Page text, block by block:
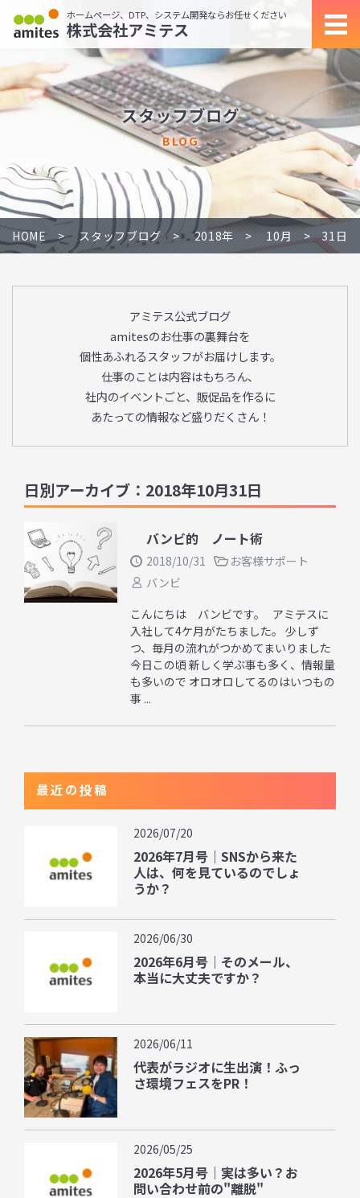
ホームページ、DTP、システム開発ならお任せください
株式会社アミテス
スタッフブログ
BLOG
HOME スタッフブログ 2018年 10月 31日
アミテス公式ブログ
amitesのお仕事の裏舞台を
個性あふれるスタッフがお届けします。
仕事のことは内容はもちろん、
社内のイベントごと、販促品を作るに
あたっての情報など盛りだくさん！
日別アーカイブ：2018年10月31日
バンビ的 ノート術
2018/10/31
お客様サポート
バンビ
こんにちは バンビです。 アミテスに
入社して4ケ月がたちました。 少しず
つ、毎月の流れがつかめてまいりました
今日この頃 新しく学ぶ事も多く、情報量
も多いので オロオロしてるのはいつもの
事 ...
最近の投稿
2026/07/20
2026年7月号｜SNSから来た
人は、何を見ているのでしょ
うか？
2026/06/30
2026年6月号｜そのメール、
本当に大丈夫ですか？
2026/06/11
代表がラジオに生出演！ふっ
さ環境フェスをPR！
2026/05/25
2026年5月号｜実は多い？お
問い合わせ前の"離脱"